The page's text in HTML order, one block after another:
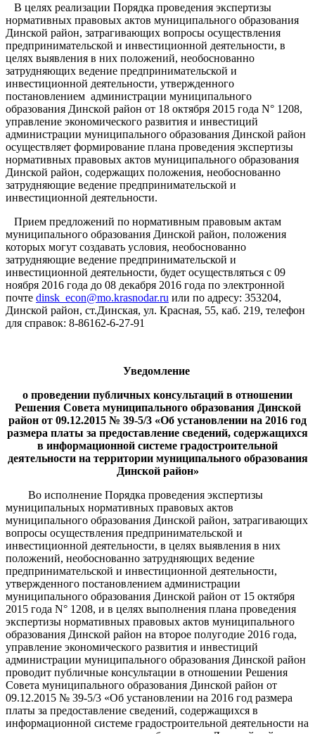
В целях реализации Порядка проведения экспертизы
нормативных правовых актов муниципального образования
Динской район, затрагивающих вопросы осуществления
предпринимательской и инвестиционной деятельности, в
целях выявления в них положений, необоснованно
затрудняющих ведение предпринимательской и
инвестиционной деятельности, утвержденного
постановлением администрации муниципального
образования Динской район от 18 октября 2015 года N° 1208,
управление экономического развития и инвестиций
администрации муниципального образования Динской район
осуществляет формирование плана проведения экспертизы
нормативных правовых актов муниципального образования
Динской район, содержащих положения, необоснованно
затрудняющие ведение предпринимательской и
инвестиционной деятельности.
Прием предложений по нормативным правовым актам
муниципального образования Динской район, положения
которых могут создавать условия, необоснованно
затрудняющие ведение предпринимательской и
инвестиционной деятельности, будет осуществляться с 09
ноября 2016 года до 08 декабря 2016 года по электронной
почте dinsk_econ@mo.krasnodar.ru или по адресу: 353204,
Динской район, ст.Динская, ул. Красная, 55, каб. 219, телефон
для справок: 8-86162-6-27-91
Уведомление
о проведении публичных консультаций в отношении
Решения Совета муниципального образования Динской
район от 09.12.2015 № 39-5/3 «Об установлении на 2016 год
размера платы за предоставление сведений, содержащихся
в информационной системе градостроительной
деятельности на территории муниципального образования
Динской район»
Во исполнение Порядка проведения экспертизы
муниципальных нормативных правовых актов
муниципального образования Динской район, затрагивающих
вопросы осуществления предпринимательской и
инвестиционной деятельности, в целях выявления в них
положений, необоснованно затрудняющих ведение
предпринимательской и инвестиционной деятельности,
утвержденного постановлением администрации
муниципального образования Динской район от 15 октября
2015 года N° 1208, и в целях выполнения плана проведения
экспертизы нормативных правовых актов муниципального
образования Динской район на второе полугодие 2016 года,
управление экономического развития и инвестиций
администрации муниципального образования Динской район
проводит публичные консультации в отношении Решения
Совета муниципального образования Динской район от
09.12.2015 № 39-5/3 «Об установлении на 2016 год размера
платы за предоставление сведений, содержащихся в
информационной системе градостроительной деятельности на